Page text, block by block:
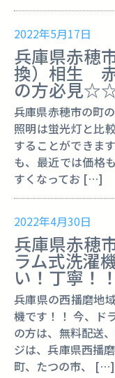
2022年5月17日
兵庫県赤穂
換）相生
の方必見
兵庫県赤穂市の町
照明は蛍光灯と比
することができま
も、最近では価格
すくなってお […]
2022年4月30日
兵庫県赤
ラム式洗濯
い！丁寧！
兵庫県の西播磨地
機です！！ 今、ド
の方は、無料配送
ジは、兵庫県西播
町、たつの市、 […]